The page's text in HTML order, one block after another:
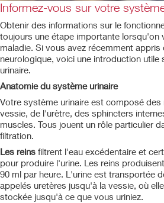
Informez-vous sur votre
Obtenir des informations sur le
toujours une étape importante lorsqu'on
maladie. Si vous avez récemment
neurologique, voici une introduction utile
urinaire.
Anatomie du système urinaire
Votre système urinaire est composé des
vessie, de l'urètre, des sphincters
muscles. Tous jouent un rôle particulier
filtration.
Les reins filtrent l'eau excédentaire et
pour produire l'urine. Les reins
90 ml par heure. L'urine est transportée
appelés uretères jusqu'à la vessie, où
stockée jusqu'à ce que vous uriniez.